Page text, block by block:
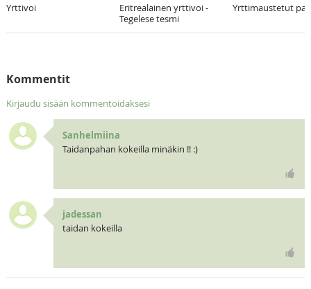
Yrttivoi
Eritrealainen yrttivoi -
Tegelese tesmi
Yrttimaustetut
Kommentit
Kirjaudu sisään kommentoidaksesi
Sanhelmiina
Taidanpahan kokeilla minäkin !! :)
jadessan
taidan kokeilla